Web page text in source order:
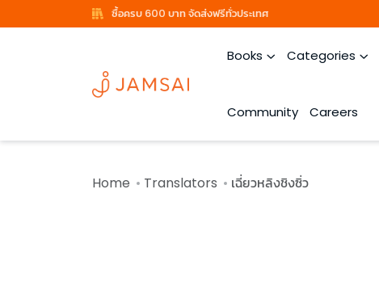
ซื้อครบ 600 บาท จัดส่งฟรีทั่วประเทศ
Books Categories
Community Careers
Home Translators เฉี่ยวหลิงชิงซิ่ว